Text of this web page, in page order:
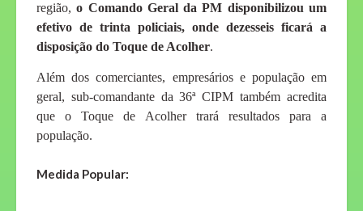
região,o Comando Geral da PM disponibilizou um
efetivo de trinta policiais, onde dezesseis ficará a
disposição do Toque de Acolher.
Além dos comerciantes, empresários e população em
geral, sub-comandante da 36ª CIPM também acredita
que o Toque de Acolher trará resultados para a
população.
Medida Popular: